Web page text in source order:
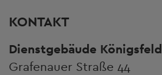
KONTAKT
Dienstgebäude Königsfeld
Grafenauer Straße 44